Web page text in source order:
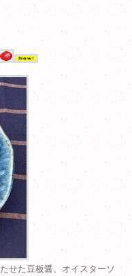
せた豆板醤、オイスターソ